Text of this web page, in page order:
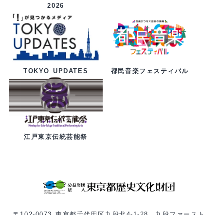
2026
TOKYO UPDATES 都民音楽フェスティバル
江戸東京伝統芸能祭